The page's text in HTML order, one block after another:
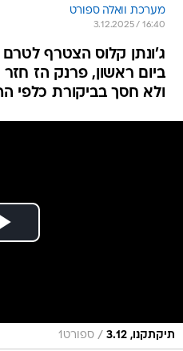
מערכת וואלה ספורט
3.12.2025 / 16:40
ג'ונתן קלוס הצטרף לטרם
ביום ראשון, פרנק הז
ולא חסך בביקורת כלפי
תיקתקנו, 3.12 / ספורט1